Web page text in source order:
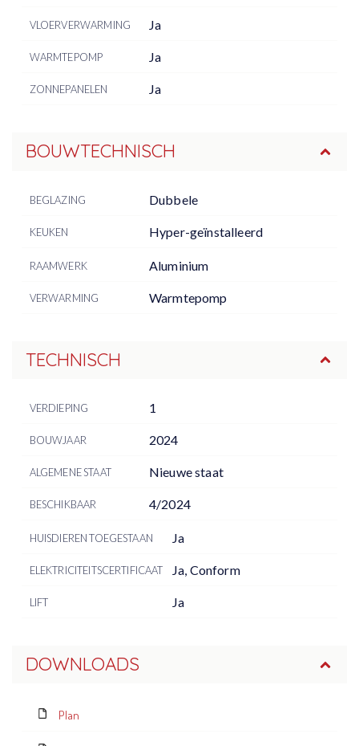
VLOERVERWARMING Ja
WARMTEPOMP Ja
ZONNEPANELEN Ja
BOUWTECHNISCH
BEGLAZING Dubbele
KEUKEN Hyper-geïnstalleerd
RAAMWERK Aluminium
VERWARMING Warmtepomp
TECHNISCH
VERDIEPING 1
BOUWJAAR 2024
ALGEMENE STAAT Nieuwe staat
BESCHIKBAAR 4/2024
HUISDIEREN TOEGESTAAN Ja
ELEKTRICITEITSCERTIFICAAT Ja, Conform
LIFT Ja
DOWNLOADS
Plan